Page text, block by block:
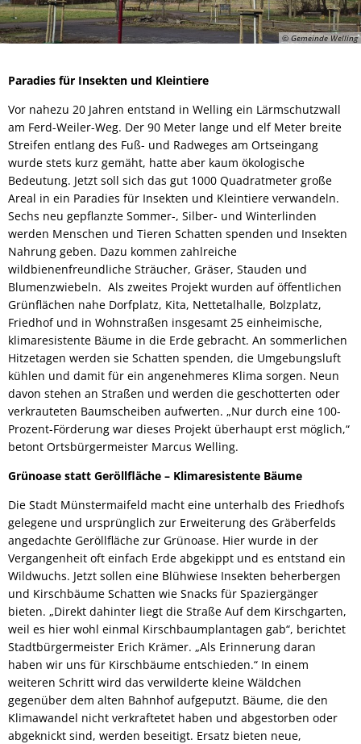
© Gemeinde Welling
Paradies für Insekten und Kleintiere
Vor nahezu 20 Jahren entstand in Welling ein Lärmschutzwall
am Ferd-Weiler-Weg. Der 90 Meter lange und elf Meter breite
Streifen entlang des Fuß- und Radweges am Ortseingang
wurde stets kurz gemäht, hatte aber kaum ökologische
Bedeutung. Jetzt soll sich das gut 1000 Quadratmeter große
Areal in ein Paradies für Insekten und Kleintiere verwandeln.
Sechs neu gepflanzte Sommer-, Silber- und Winterlinden
werden Menschen und Tieren Schatten spenden und Insekten
Nahrung geben. Dazu kommen zahlreiche
wildbienenfreundliche Sträucher, Gräser, Stauden und
Blumenzwiebeln. Als zweites Projekt wurden auf öffentlichen
Grünflächen nahe Dorfplatz, Kita, Nettetalhalle, Bolzplatz,
Friedhof und in Wohnstraßen insgesamt 25 einheimische,
klimaresistente Bäume in die Erde gebracht. An sommerlichen
Hitzetagen werden sie Schatten spenden, die Umgebungsluft
kühlen und damit für ein angenehmeres Klima sorgen. Neun
davon stehen an Straßen und werden die geschotterten oder
verkrauteten Baumscheiben aufwerten. „Nur durch eine 100-
Prozent-Förderung war dieses Projekt überhaupt erst möglich,“
betont Ortsbürgermeister Marcus Welling.
Grünoase statt Geröllfläche – Klimaresistente Bäume
Die Stadt Münstermaifeld macht eine unterhalb des Friedhofs
gelegene und ursprünglich zur Erweiterung des Gräberfelds
angedachte Geröllfläche zur Grünoase. Hier wurde in der
Vergangenheit oft einfach Erde abgekippt und es entstand ein
Wildwuchs. Jetzt sollen eine Blühwiese Insekten beherbergen
und Kirschbäume Schatten wie Snacks für Spaziergänger
bieten. „Direkt dahinter liegt die Straße Auf dem Kirschgarten,
weil es hier wohl einmal Kirschbaumplantagen gab“, berichtet
Stadtbürgermeister Erich Krämer. „Als Erinnerung daran
haben wir uns für Kirschbäume entschieden.“ In einem
weiteren Schritt wird das verwilderte kleine Wäldchen
gegenüber dem alten Bahnhof aufgeputzt. Bäume, die den
Klimawandel nicht verkraftetet haben und abgestorben oder
abgeknickt sind, werden beseitigt. Ersatz bieten neue,